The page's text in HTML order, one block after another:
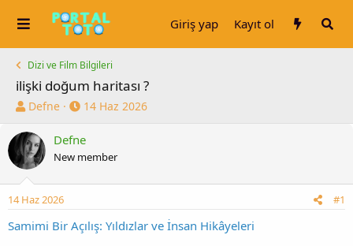
Giriş yap Kayıt ol
Dizi ve Film Bilgileri
ilişki doğum haritası ?
K
n
u
y
u
b
ş
Defne
B
ş
a
ç
14 Haz 2026
Defne
New member
14 Haz 2026 #1
Samimi Bir Açılış: Yıldızlar ve İnsan Hikâyeleri